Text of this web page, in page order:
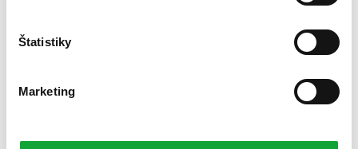
Štatistiky
Marketing